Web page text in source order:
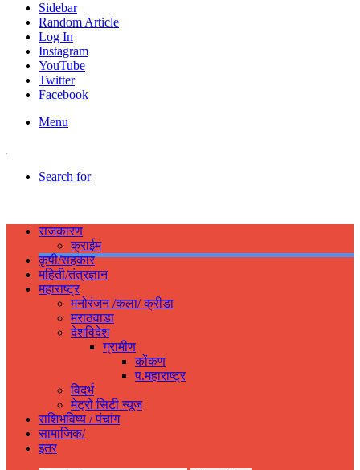
Sidebar
Random Article
Log In
Instagram
YouTube
Twitter
Facebook
Menu
Search for
राजकारण
क्राईम
कृषी/सहकार
महिती/तंत्रज्ञान
महाराष्ट्र
मनोरंजन /कला/ क्रीडा
मराठवाडा
देशविदेश
ग्रामीण
कोंकण
प.महाराष्ट्र
विदर्भ
मेट्रो सिटी न्यूज
राशिभविष्य / पंचांग
सामाजिक/
इतर